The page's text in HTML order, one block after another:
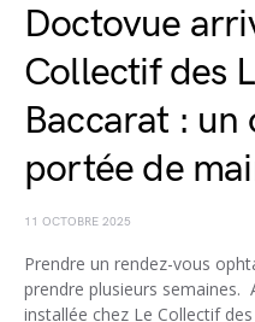
Doctovue
Collectif des
Baccarat : un
portée de
11 OCTOBRE 2025
Prendre un rendez-vous
prendre plusieurs semaines.
installée chez Le Collectif